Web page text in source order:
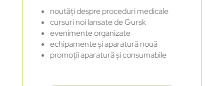
noutăți despre proceduri medicale
cursuri noi lansate de Gursk
evenimente organizate
echipamente și aparatură nouă
promoții aparatură și consumabile